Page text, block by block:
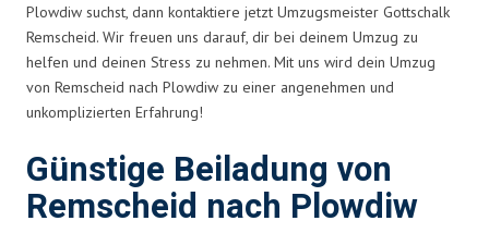
Plowdiw suchst, dann kontaktiere jetzt Umzugsmeister Gottschalk
Remscheid. Wir freuen uns darauf, dir bei deinem Umzug zu
helfen und deinen Stress zu nehmen. Mit uns wird dein Umzug
von Remscheid nach Plowdiw zu einer angenehmen und
unkomplizierten Erfahrung!
Günstige Beiladung von
Remscheid nach Plowdiw